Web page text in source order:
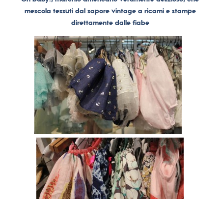
mescola tessuti dal sapore vintage a ricami e stampe
direttamente dalle fiabe